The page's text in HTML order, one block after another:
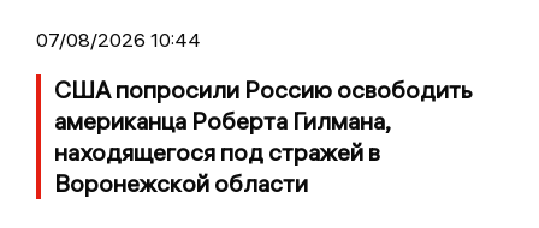
07/08/2026 10:44
США попросили Россию освободить
американца Роберта Гилмана,
находящегося под стражей в
Воронежской области